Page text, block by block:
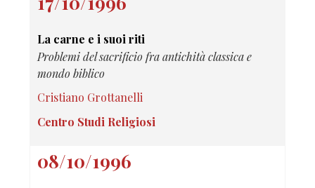
La carne e i suoi riti
Problemi del sacrificio fra antichità classica e
mondo biblico
Cristiano Grottanelli
Centro Studi Religiosi
08/10/1996